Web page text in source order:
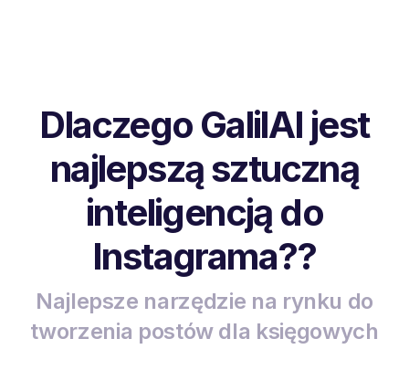
Dlaczego GalilAI jest
najlepszą sztuczną
inteligencją do
Instagrama??
Najlepsze narzędzie na rynku do
tworzenia postów dla księgowych